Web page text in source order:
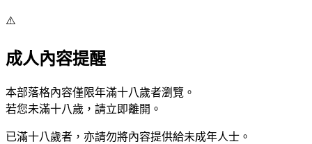
⚠️
成人內容提醒
本部落格內容僅限年滿十八歲者瀏覽。
若您未滿十八歲，請立即離開。
已滿十八歲者，亦請勿將內容提供給未成年人士。